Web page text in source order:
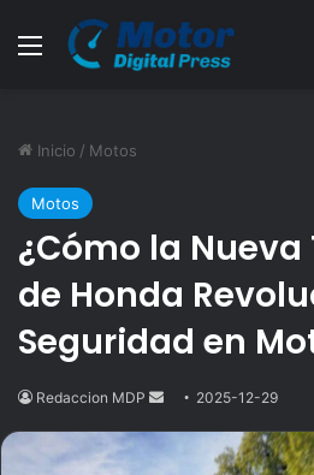
Menú
Inicio / Motos
Motos
¿Cómo la
de Honda
Seguridad en
Redaccion MDP
Send
email
2025-12-29